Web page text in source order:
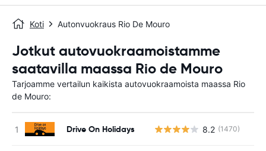
Koti Autonvuokraus Rio De Mouro
Jotkut autovuokraamoistamme
saatavilla maassa Rio de Mouro
Tarjoamme vertailun kaikista autovuokraamoista maassa Rio
de Mouro:
Drive On Holidays 8.2 (1470)